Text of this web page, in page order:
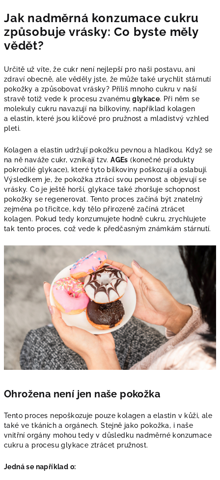
Jak nadměrná konzumace cukru
způsobuje vrásky: Co byste měly
vědět?
Určitě už víte, že cukr není nejlepší pro naši postavu, ani
zdraví obecně, ale věděly jste, že může také urychlit stárnutí
pokožky a způsobovat vrásky? Příliš mnoho cukru v naší
stravě totiž vede k procesu zvanému glykace. Při něm se
molekuly cukru navazují na bílkoviny, například kolagen
a elastin, které jsou klíčové pro pružnost a mladistvý vzhled
pleti.
Kolagen a elastin udržují pokožku pevnou a hladkou. Když se
na ně naváže cukr, vznikají tzv. AGEs (konečné produkty
pokročilé glykace), které tyto bílkoviny poškozují a oslabují.
Výsledkem je, že pokožka ztrácí svou pevnost a objevují se
vrásky. Co je ještě horší, glykace také zhoršuje schopnost
pokožky se regenerovat. Tento proces začíná být znatelný
zejména po třicítce, kdy tělo přirozeně začíná ztrácet
kolagen. Pokud tedy konzumujete hodně cukru, zrychlujete
tak tento proces, což vede k předčasným známkám stárnutí.
Ohrožena není jen naše pokožka
Tento proces nepoškozuje pouze kolagen a elastin v kůži, ale
také ve tkáních a orgánech. Stejně jako pokožka, i naše
vnitřní orgány mohou tedy v důsledku nadměrné konzumace
cukru a procesu glykace ztrácet pružnost.
Jedná se například o: